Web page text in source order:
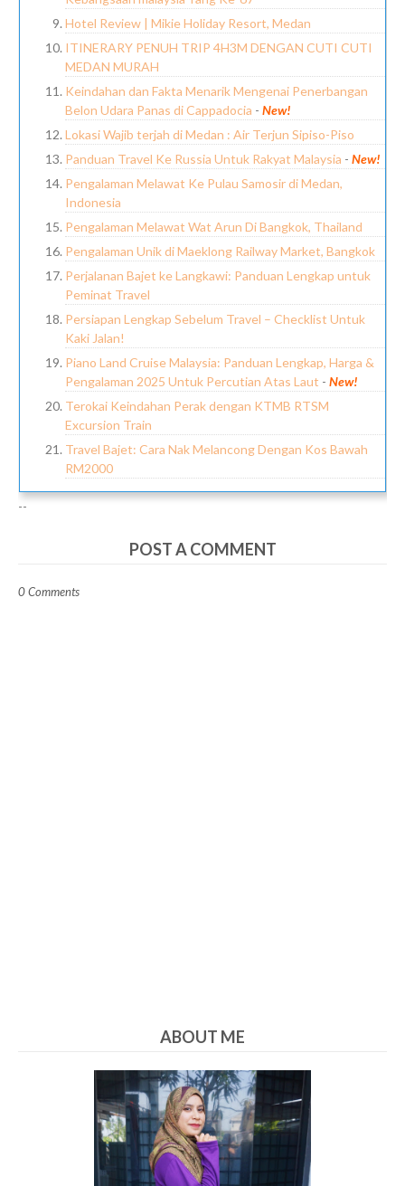
Hotel Review | Mikie Holiday Resort, Medan
ITINERARY PENUH TRIP 4H3M DENGAN CUTI CUTI
MEDAN MURAH
Keindahan dan Fakta Menarik Mengenai Penerbangan
Belon Udara Panas di Cappadocia -New!
Lokasi Wajib terjah di Medan : Air Terjun Sipiso-Piso
Panduan Travel Ke Russia Untuk Rakyat Malaysia -New!
Pengalaman Melawat Ke Pulau Samosir di Medan,
Indonesia
Pengalaman Melawat Wat Arun Di Bangkok, Thailand
Pengalaman Unik di Maeklong Railway Market, Bangkok
Perjalanan Bajet ke Langkawi: Panduan Lengkap untuk
Peminat Travel
Persiapan Lengkap Sebelum Travel – Checklist Untuk
Kaki Jalan!
Piano Land Cruise Malaysia: Panduan Lengkap, Harga &
Pengalaman 2025 Untuk Percutian Atas Laut -New!
Terokai Keindahan Perak dengan KTMB RTSM
Excursion Train
Travel Bajet: Cara Nak Melancong Dengan Kos Bawah
RM2000
--
POST A COMMENT
0 Comments
ABOUT ME